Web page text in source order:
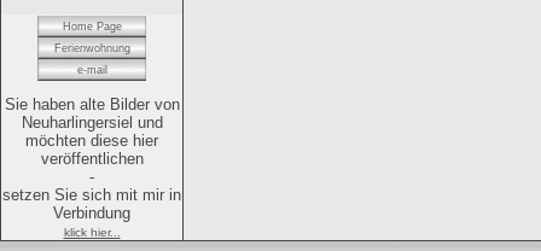
Home Page
Ferienwohnung
e-mail
Sie haben alte Bilder von
Neuharlingersiel und
möchten diese hier
veröffentlichen
-
setzen Sie sich mit mir in
Verbindung
klick hier...